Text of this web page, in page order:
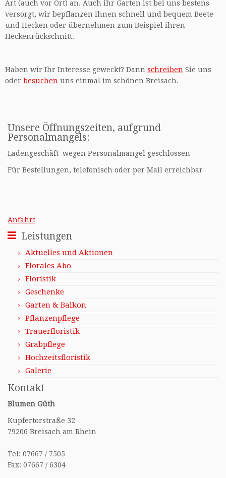
Art (auch vor Ort) an. Auch ihr Garten ist bei uns bestens
versorgt, wir bepflanzen Ihnen schnell und bequem Beete
und Hecken oder übernehmen zum Beispiel ihren
Heckenrückschnitt.
Haben wir Ihr Interesse geweckt? Dann schreiben Sie uns
oder besuchen uns einmal im schönen Breisach.
Unsere Öffnungszeiten, aufgrund
Personalmangels:
Ladengeschäft wegen Personalmangel geschlossen
Für Bestellungen, telefonisch oder per Mail erreichbar
Anfahrt
Leistungen
Aktuelles und Aktionen
Florales Abo
Floristik
Geschenke
Garten & Balkon
Pflanzenpflege
Trauerfloristik
Grabpflege
Hochzeitsfloristik
Galerie
Kontakt
Blumen Güth
Kupfertorstraße 32
79206 Breisach am Rhein
Tel: 07667 / 7505
Fax: 07667 / 6304